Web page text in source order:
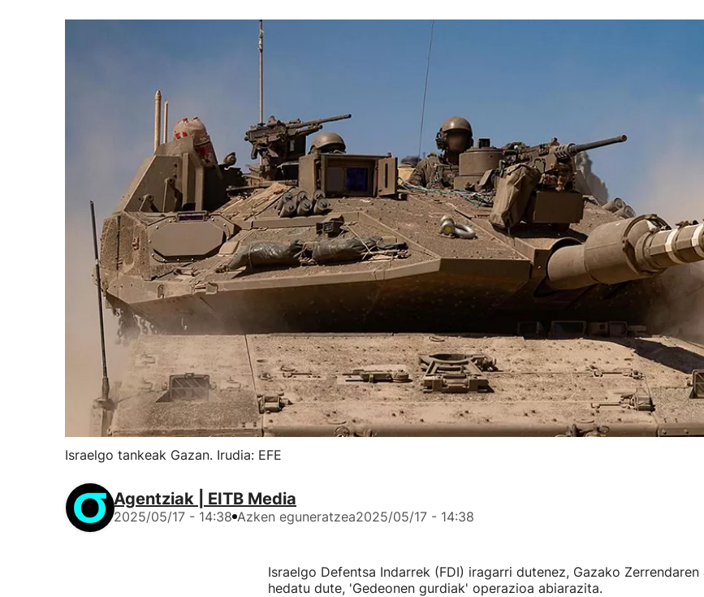
Israelgo tankeak Gazan. Irudia: EFE
Agentziak | EITB Media
2025/05/17 - 14:38 Azken eguneratzea2025/05/17 - 14:38
Israelgo Defentsa Indarrek (FDI) iragarri dutenez, Gazako Zerrendaren
hedatu dute, 'Gedeonen gurdiak' operazioa abiarazita.